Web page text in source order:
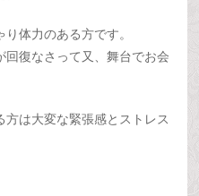
体力のある方です。
回復なさって又、舞台でお会
方は大変な緊張感とストレス